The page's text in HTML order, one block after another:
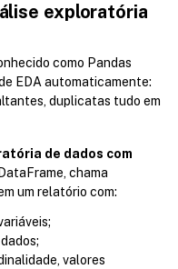
exploratória
como Pandas
EDA automaticamente:
duplicatas tudo em
de dados com
um relatório com:
valores